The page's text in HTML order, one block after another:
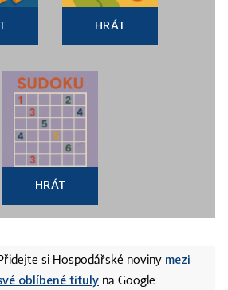
HRÁT
HRÁT
si Hospodářské noviny mezi
oblíbené tituly na Google